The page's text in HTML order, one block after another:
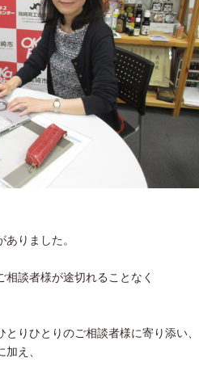
りました。
談者様が途切れることなく
りひとりのご相談者様に寄り添い、
え、